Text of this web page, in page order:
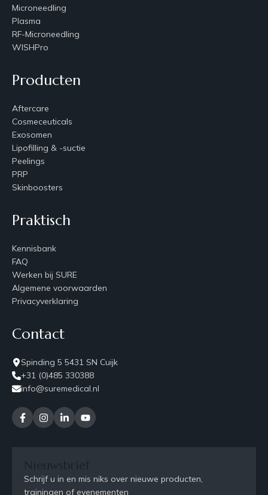
Microneedling
Plasma
RF-Microneedling
WISHPro
Producten
Aftercare
Cosmeceuticals
Exosomen
Lipofilling & -suctie
Peelings
PRP
Skinboosters
Praktisch
Kennisbank
FAQ
Werken bij SURE
Algemene voorwaarden
Privacyverklaring
Contact
Spinding 5 5431 SN Cuijk
+31 (0)485 330388
info@suremedical.nl
Schrijf u in en mis niks over nieuwe producten,
trainingen of evenementen